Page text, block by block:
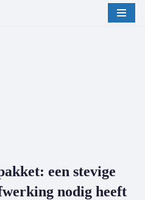
een stevige
nodig heeft